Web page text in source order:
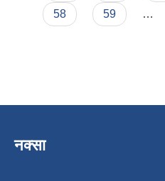
58
59 …
नक्सा